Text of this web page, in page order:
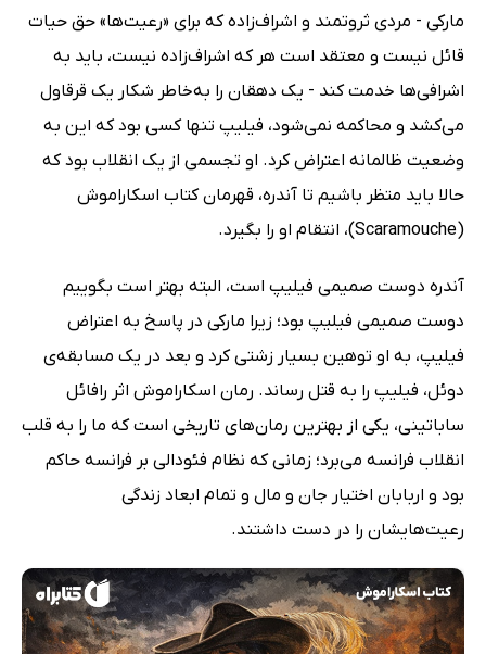
مارکی - مردی ثروتمند و اشراف‌زاده که برای «رعیت‌ها» حق حیات
قائل نیست و معتقد است هر که اشراف‌زاده نیست، باید به
اشرافی‌ها خدمت کند - یک دهقان را به‌خاطر شکار یک قرقاول
می‌کشد و محاکمه نمی‌شود، فیلیپ تنها کسی بود که این به
وضعیت ظالمانه اعتراض کرد. او تجسمی از یک انقلاب بود که
حالا باید متظر باشیم تا آندره، قهرمان کتاب اسکاراموش
(Scaramouche)، انتقام او را بگیرد.
آندره دوست صمیمی فیلیپ است، البته بهتر است بگوییم
دوست صمیمی فیلیپ بود؛ زیرا مارکی در پاسخ به اعتراض
فیلیپ، به او توهین بسیار زشتی کرد و بعد در یک مسابقه‌ی
دوئل، فیلیپ را به قتل رساند. رمان اسکاراموش اثر رافائل
ساباتینی، یکی از بهترین رمان‌های تاریخی است که ما را به قلب
انقلاب فرانسه می‌برد؛ زمانی که نظام فئودالی بر فرانسه حاکم
بود و اربابان اختیار جان و مال و تمام ابعاد زندگی
رعیت‌هایشان را در دست داشتند.